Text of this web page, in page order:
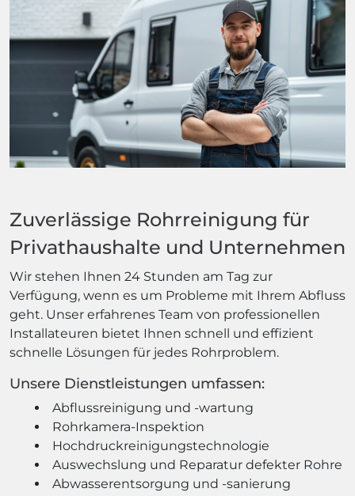
Zuverlässige Rohrreinigung für
Privathaushalte und Unternehmen
Wir stehen Ihnen 24 Stunden am Tag zur
Verfügung, wenn es um Probleme mit Ihrem Abfluss
geht. Unser erfahrenes Team von professionellen
Installateuren bietet Ihnen schnell und effizient
schnelle Lösungen für jedes Rohrproblem.
Unsere Dienstleistungen umfassen:
Abflussreinigung und -wartung
Rohrkamera-Inspektion
Hochdruckreinigungstechnologie
Auswechslung und Reparatur defekter Rohre
Abwasserentsorgung und -sanierung